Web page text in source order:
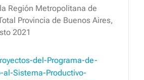
Región Metropolitana de
Provincia de Buenos Aires,
2021
del-Programa-de-
al-Sistema-Productivo-